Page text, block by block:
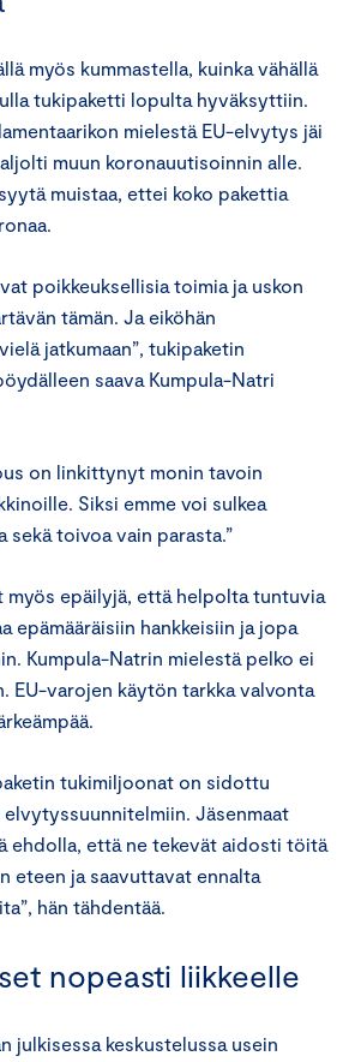
myös kummastella, kuinka vähällä
tukipaketti lopulta hyväksyttiin.
mielestä EU-elvytys jäi
muun koronauutisoinnin alle.
muistaa, ettei koko pakettia
poikkeuksellisia toimia ja uskon
tämän. Ja eiköhän
jatkumaan”, tukipaketin
saava Kumpula-Natri
on linkittynyt monin tavoin
Siksi emme voi sulkea
sekä toivoa vain parasta.”
myös epäilyjä, että helpolta tuntuvia
epämääräisiin hankkeisiin ja jopa
Kumpula-Natrin mielestä pelko ei
EU-varojen käytön tarkka valvonta
tukimiljoonat on sidottu
Jäsenmaat
ehdolla, että ne tekevät aidosti töitä
eteen ja saavuttavat ennalta
hän tähdentää.
nopeasti liikkeelle
julkisessa keskustelussa usein